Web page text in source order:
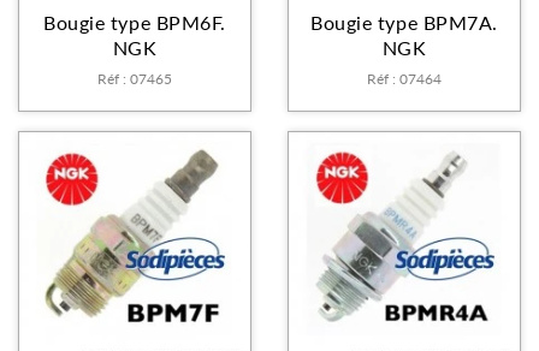
Bougie type BPM6F.
NGK
Réf : 07465
Bougie type BPM7A.
NGK
Réf : 07464